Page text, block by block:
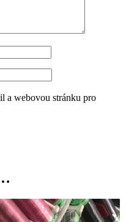
a webovou stránku pro